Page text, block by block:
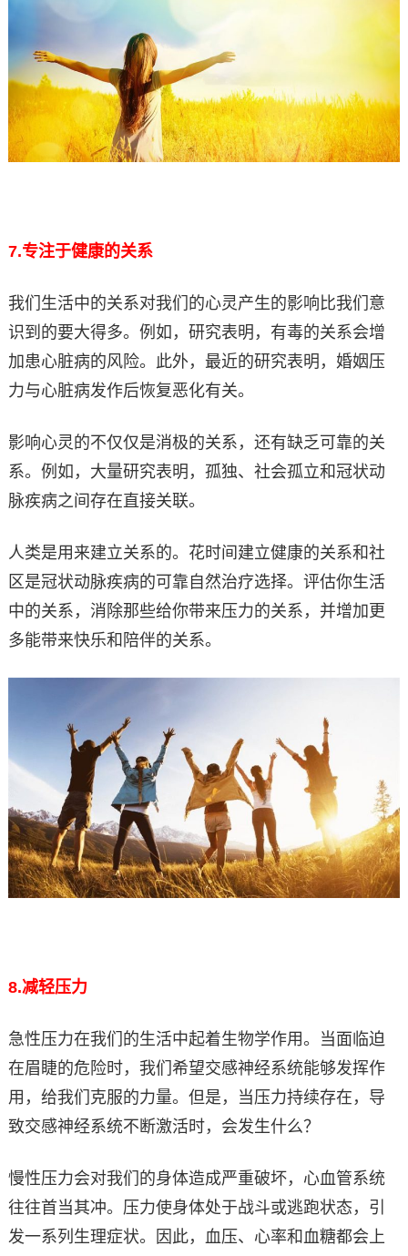
7.专注于健康的关系
我们生活中的关系对我们的心灵产生的影响比我们意
识到的要大得多。例如，研究表明，有毒的关系会增
加患心脏病的风险。此外，最近的研究表明，婚姻压
力与心脏病发作后恢复恶化有关。
影响心灵的不仅仅是消极的关系，还有缺乏可靠的关
系。例如，大量研究表明，孤独、社会孤立和冠状动
脉疾病之间存在直接关联。
人类是用来建立关系的。花时间建立健康的关系和社
区是冠状动脉疾病的可靠自然治疗选择。评估你生活
中的关系，消除那些给你带来压力的关系，并增加更
多能带来快乐和陪伴的关系。
8.减轻压力
急性压力在我们的生活中起着生物学作用。当面临迫
在眉睫的危险时，我们希望交感神经系统能够发挥作
用，给我们克服的力量。但是，当压力持续存在，导
致交感神经系统不断激活时，会发生什么？
慢性压力会对我们的身体造成严重破坏，心血管系统
往往首当其冲。压力使身体处于战斗或逃跑状态，引
发一系列生理症状。因此，血压、心率和血糖都会上